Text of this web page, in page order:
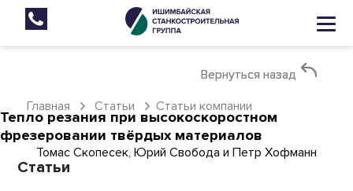
Вернуться назад
Главная
Вернуться назад
Статьи
Статьи компании
Статьи
Тепло резания при высокоскоростном
фрезеровании твёрдых материалов
Томас Скопесек, Юрий Свобода и Петр Хофманн